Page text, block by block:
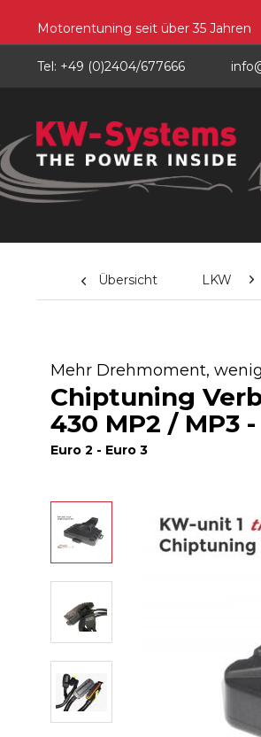
Motorentuning seit über 35 Jahren
Tel: +49 (0)2404/677666
Übersicht LKW
Mehr Drehmoment,
Chiptuning
430 MP2 / MP3
Euro 2 - Euro 3